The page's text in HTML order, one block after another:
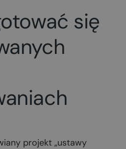
się
projekt „ustawy